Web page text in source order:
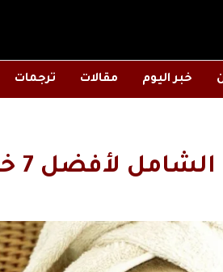
خبر اليوم مقالات ترجمات
لأفضل 7 خلطات جمال منزلية